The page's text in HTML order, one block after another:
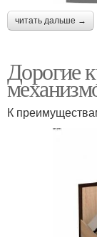
читать дальше →
Дорогие
К